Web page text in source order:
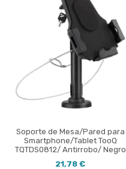
Soporte de Mesa/Pared para
Smartphone/Tablet TooQ
TQTDS0812/ Antirrobo/ Negro
21,78 €